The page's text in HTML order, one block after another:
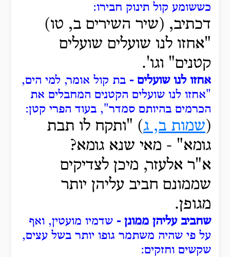
כששומע קול תינוק חבירו:
דכתיב, (שיר השירים ב, טו)
"אחזו לנו שועלים שועלים
קטנים" וגו'.
אחזו לנו שועלים - בת קול אומר, למי הים,
"אחזו לנו שועלים הקטנים המחבלים את
הכרמים בהיותם סמדר", בעוד הפרי קטן:
(שמות ב, ג) "ותקח לו תבת
גומא" - מאי שנא גומא?
א"ר אלעזר, מיכן לצדיקים
שממונם חביב עליהן יותר
מגופן.
שחביב עליהן ממונן - שדמיו מועטין, ואף
על פי שהיה משתמר גופו יותר בשל עצים,
שקשים וחזקים: